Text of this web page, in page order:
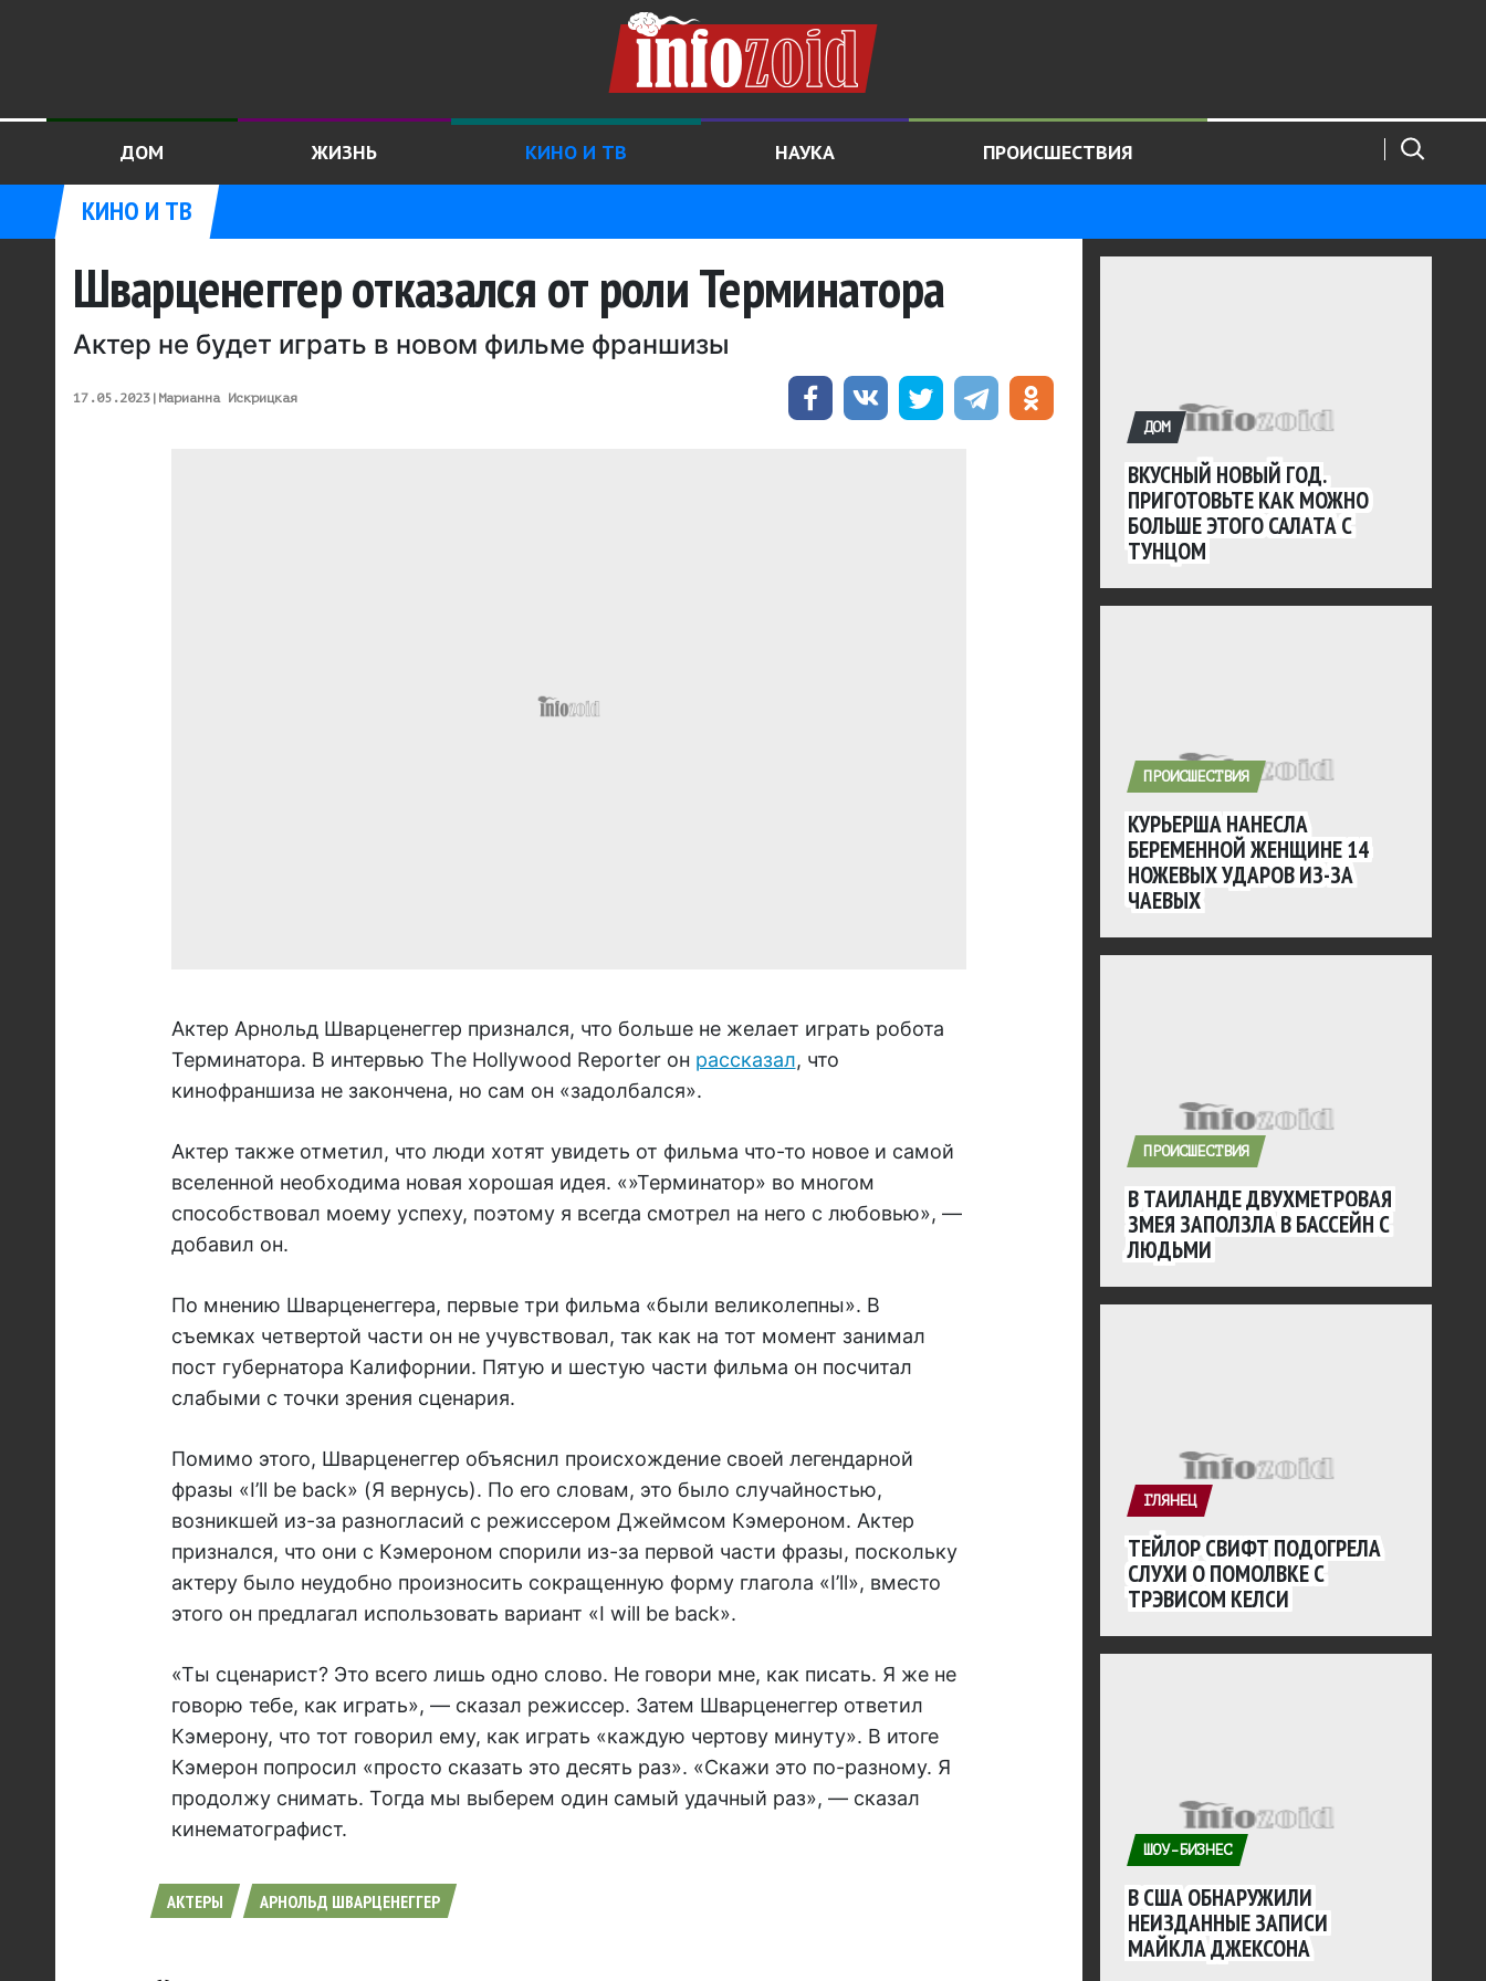
ДОМ ЖИЗНЬ КИНО И ТВ НАУКА ПРОИСШЕСТВИЯ
КИНО И ТВ
Шварценеггер отказался от роли Терминатора
Актер не будет играть в новом фильме франшизы
17.05.2023| Марианна Искрицкая
Актер Арнольд Шварценеггер признался, что больше не желает играть робота
Терминатора. В интервью The Hollywood Reporter он рассказал, что
кинофраншиза не закончена, но сам он «задолбался».
Актер также отметил, что люди хотят увидеть от фильма что-то новое и самой
вселенной необходима новая хорошая идея. «»Терминатор» во многом
способствовал моему успеху, поэтому я всегда смотрел на него с любовью», —
добавил он.
По мнению Шварценеггера, первые три фильма «были великолепны». В
съемках четвертой части он не учувствовал, так как на тот момент занимал
пост губернатора Калифорнии. Пятую и шестую части фильма он посчитал
слабыми с точки зрения сценария.
Помимо этого, Шварценеггер объяснил происхождение своей легендарной
фразы «I’ll be back» (Я вернусь). По его словам, это было случайностью,
возникшей из-за разногласий с режиссером Джеймсом Кэмероном. Актер
признался, что они с Кэмероном спорили из-за первой части фразы, поскольку
актеру было неудобно произносить сокращенную форму глагола «I’ll», вместо
этого он предлагал использовать вариант «I will be back».
«Ты сценарист? Это всего лишь одно слово. Не говори мне, как писать. Я же не
говорю тебе, как играть», — сказал режиссер. Затем Шварценеггер ответил
Кэмерону, что тот говорил ему, как играть «каждую чертову минуту». В итоге
Кэмерон попросил «просто сказать это десять раз». «Скажи это по-разному. Я
продолжу снимать. Тогда мы выберем один самый удачный раз», — сказал
кинематографист.
АКТЕРЫ АРНОЛЬД ШВАРЦЕНЕГГЕР
ДОМ
ВКУСНЫЙ НОВЫЙ ГОД.
ПРИГОТОВЬТЕ КАК МОЖНО
БОЛЬШЕ ЭТОГО САЛАТА С
ТУНЦОМ
ПРОИСШЕСТВИЯ
КУРЬЕРША НАНЕСЛА
БЕРЕМЕННОЙ ЖЕНЩИНЕ 14
НОЖЕВЫХ УДАРОВ ИЗ-ЗА
ЧАЕВЫХ
ПРОИСШЕСТВИЯ
В ТАИЛАНДЕ ДВУХМЕТРОВАЯ
ЗМЕЯ ЗАПОЛЗЛА В БАССЕЙН С
ЛЮДЬМИ
ГЛЯНЕЦ
ТЕЙЛОР СВИФТ ПОДОГРЕЛА
СЛУХИ О ПОМОЛВКЕ С
ТРЭВИСОМ КЕЛСИ
ШОУ-БИЗНЕС
В США ОБНАРУЖИЛИ
НЕИЗДАННЫЕ ЗАПИСИ
МАЙКЛА ДЖЕКСОНА